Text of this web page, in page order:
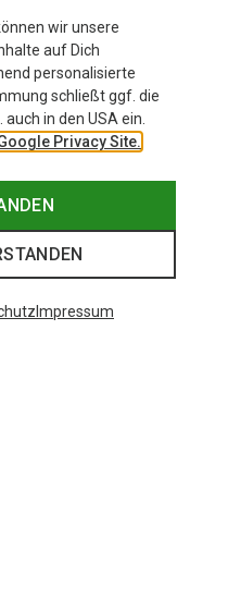
Performance
€
wir unsere
auf Dich
personalisierte
schließt ggf. die
in den USA ein.
Privacy Site.
Impressum